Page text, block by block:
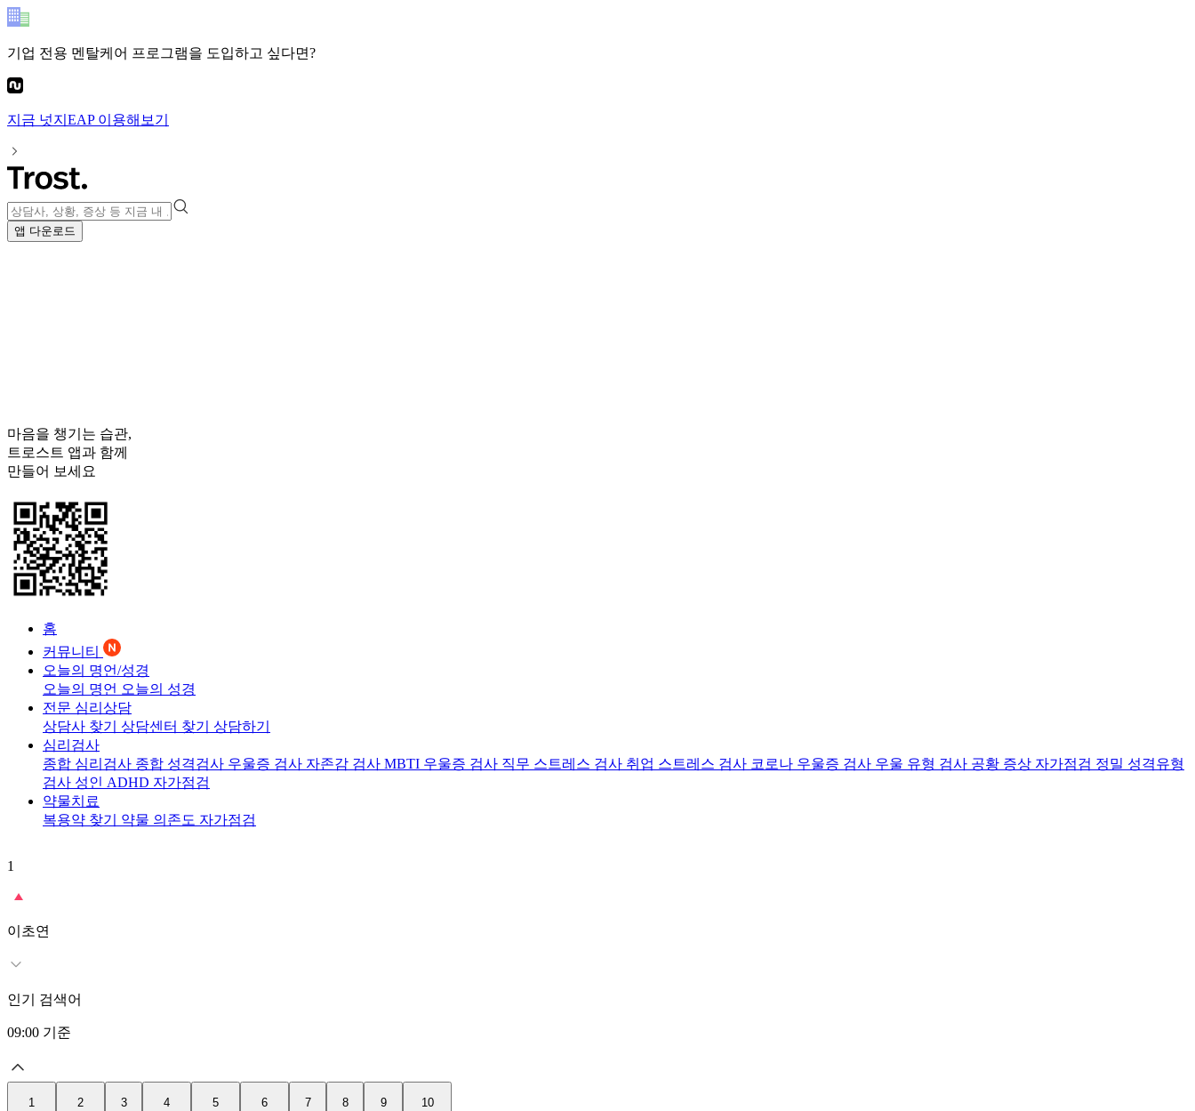
기업 전용 멘탈케어 프로그램을 도입하고 싶다면?
지금 넛지EAP이용해보기
앱 다운로드
마음을 챙기는 습관,
트로스트 앱과 함께
만들어 보세요
홈
커뮤니티
오늘의 명언/성경
오늘의 명언 오늘의 성경
전문 심리상담
상담사 찾기 상담센터 찾기 상담하기
심리검사
종합 심리검사 종합 성격검사 우울증 검사 자존감 검사 MBTI 우울증 검사 직무 스트레스 검사 취업 스트레스 검사 코로나 우울증 검사 우울 유형 검사 공황 증상 자가점검 정밀 성격유형
검사 성인 ADHD 자가점검
약물치료
복용약 찾기 약물 의존도 자가점검
1
이초연
인기 검색어
09:00 기준
1 2 3 4 5 6 7 8 9 10